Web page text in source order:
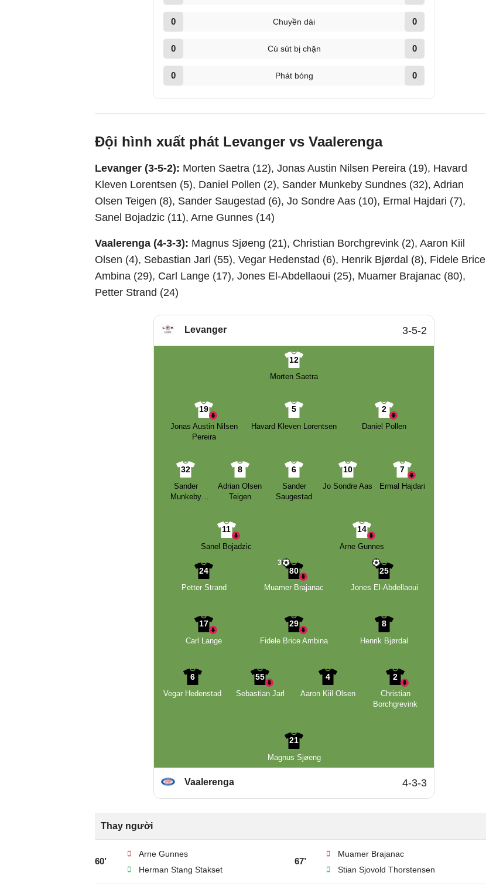
0 Chuyền dài 0
0 Cú sút bị chặn 0
0 Phát bóng 0
Đội hình xuất phát Levanger vs Vaalerenga
Levanger (3-5-2): Morten Saetra (12), Jonas Austin Nilsen Pereira (19), Havard
Kleven Lorentsen (5), Daniel Pollen (2), Sander Munkeby Sundnes (32), Adrian
Olsen Teigen (8), Sander Saugestad (6), Jo Sondre Aas (10), Ermal Hajdari (7),
Sanel Bojadzic (11), Arne Gunnes (14)
Vaalerenga (4-3-3): Magnus Sjøeng (21), Christian Borchgrevink (2), Aaron Kiil
Olsen (4), Sebastian Jarl (55), Vegar Hedenstad (6), Henrik Bjørdal (8), Fidele Brice
Ambina (29), Carl Lange (17), Jones El-Abdellaoui (25), Muamer Brajanac (80),
Petter Strand (24)
Levanger 3-5-2
12
Morten Saetra
19
Jonas Austin Nilsen
Pereira
5
Havard Kleven Lorentsen
2
Daniel Pollen
32
Sander
Munkeby
8
Adrian Olsen
Teigen
6
Sander
Saugestad
10
Jo Sondre Aas
7
Ermal Hajdari
11
Sanel Bojadzic
14
Arne Gunnes
24
Petter Strand
80
3
Muamer Brajanac
25
Jones El-Abdellaoui
17
Carl Lange
29
Fidele Brice Ambina
8
Henrik Bjørdal
6
Vegar Hedenstad
55
Sebastian Jarl
4
Aaron Kiil Olsen
2
Christian
Borchgrevink
21
Magnus Sjøeng
Vaalerenga 4-3-3
Thay người
60’
Arne Gunnes
Herman Stang Stakset
67’
Muamer Brajanac
Stian Sjovold Thorstensen